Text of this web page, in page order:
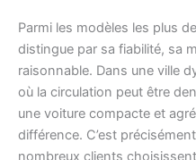
Parmi les modèles les plus
distingue par sa fiabilité, sa
raisonnable. Dans une ville
où la circulation peut être
une voiture compacte et
différence. C’est
nombreux clients